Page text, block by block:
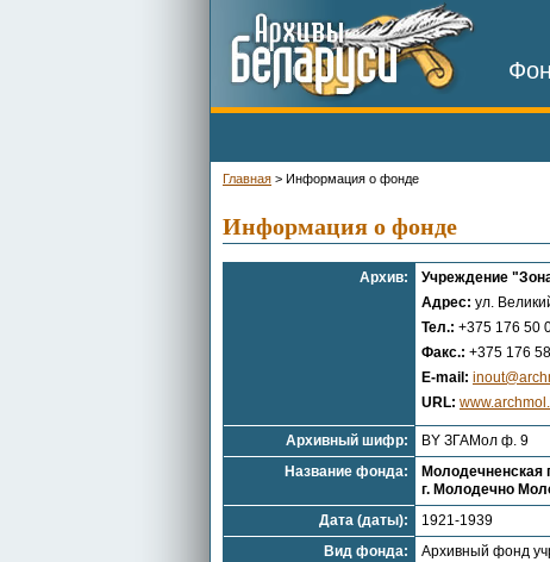
Главная > Информация о фонде
Информация о фонде
Архив:
Учреждение
Адрес: ул.
Тел.: +375 176 50
Факс.: +375 176
E-mail:
URL:
Архивный шифр:
BY ЗГАМол ф. 9
Название фонда:
Молодечненская
г. Молодечно
Дата (даты):
1921-1939
Вид фонда:
Архивный фонд